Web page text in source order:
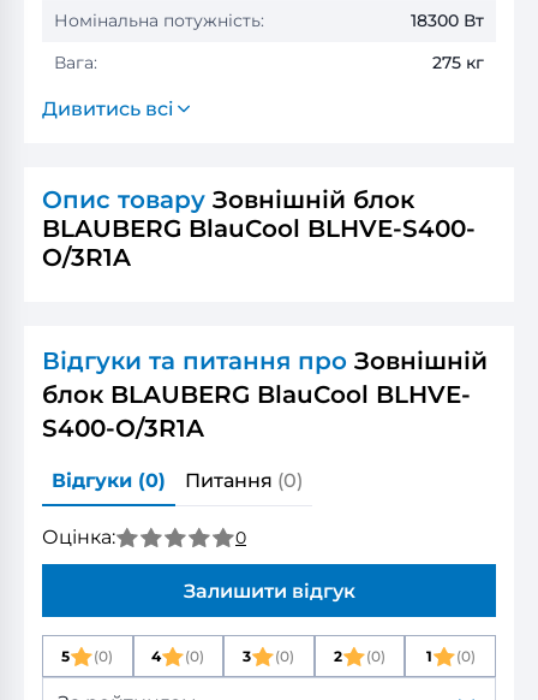
Номінальна потужність:
18300 Вт
Вага:
275 кг
Дивитись всі
Опис товару Зовнішній блок
BLAUBERG BlauCool BLHVE-S400-
O/3R1A
Відгуки та питання про Зовнішній
блок BLAUBERG BlauCool BLHVE-
S400-O/3R1A
Відгуки (0) Питання (0)
Оцінка: 0
Залишити відгук
5 (0) 4 (0) 3 (0) 2 (0) 1 (0)